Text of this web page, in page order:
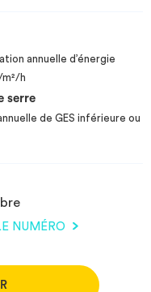
annuelle d’énergie
h
serre
de GES inférieure ou
NUMÉRO